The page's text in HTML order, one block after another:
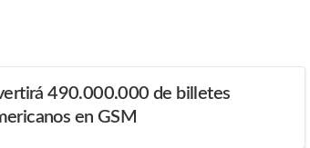
490.000.000 de billetes
en GSM